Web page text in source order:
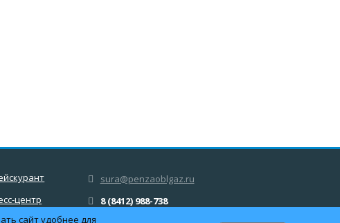
центр
sura@penzaoblgaz.ru
8 (8412) 988-738
сайт удобнее для